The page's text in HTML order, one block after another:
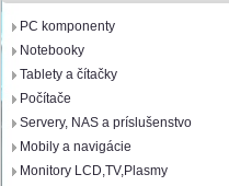
PC komponenty
Notebooky
Tablety a čítačky
Počítače
Servery, NAS a príslušenstvo
Mobily a navigácie
Monitory LCD,TV,Plasmy